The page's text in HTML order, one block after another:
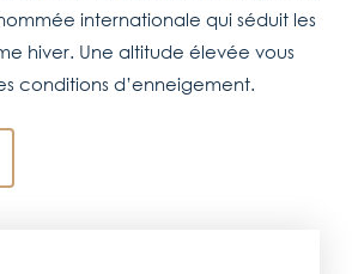
internationale qui séduit les
hiver. Une altitude élevée vous
conditions d’enneigement.